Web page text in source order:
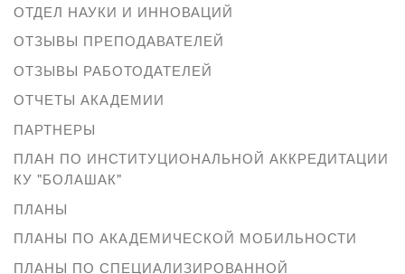
ОТДЕЛ НАУКИ И ИННОВАЦИЙ
ОТЗЫВЫ ПРЕПОДАВАТЕЛЕЙ
ОТЗЫВЫ РАБОТОДАТЕЛЕЙ
ОТЧЕТЫ АКАДЕМИИ
ПАРТНЕРЫ
ПЛАН ПО ИНСТИТУЦИОНАЛЬНОЙ АККРЕДИТАЦИИ
КУ "БОЛАШАК"
ПЛАНЫ
ПЛАНЫ ПО АКАДЕМИЧЕСКОЙ МОБИЛЬНОСТИ
ПЛАНЫ ПО СПЕЦИАЛИЗИРОВАННОЙ